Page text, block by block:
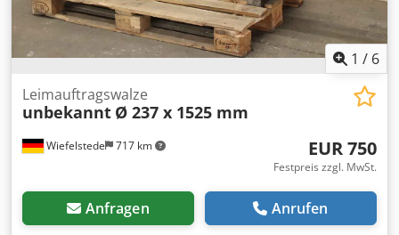
1 / 6
Wiefelstede 717 km
Leimauftragswalze
unbekannt Ø 237 x 1525 mm
EUR 750
Festpreis zzgl. MwSt.
Anfragen Anrufen